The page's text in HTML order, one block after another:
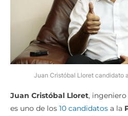
Juan Cristóbal Lloret candidato
Juan Cristóbal Lloret,
es uno de los 10 candidatos a la